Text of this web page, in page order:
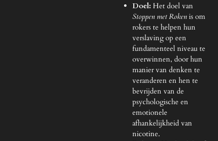
Doel:Het doel van
Stoppen met Rokenis om
rokers te helpen hun
verslaving op een
fundamenteel niveau te
overwinnen, door hun
manier van denken te
veranderen en hen te
bevrijden van de
psychologische en
emotionele
afhankelijkheid van
nicotine.